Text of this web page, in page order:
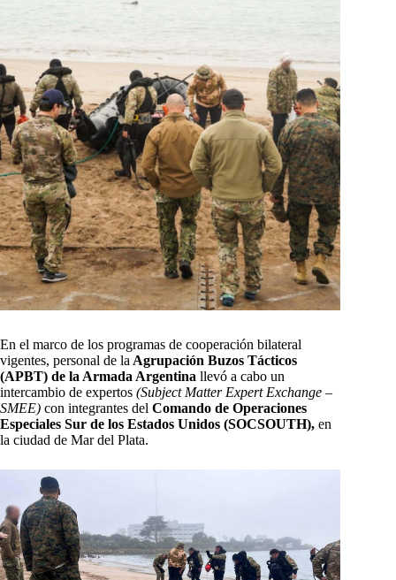
En el marco de los programas de cooperación bilateral
vigentes, personal de la Agrupación Buzos Tácticos
(APBT) de la Armada Argentina llevó a cabo un
intercambio de expertos (Subject Matter Expert Exchange –
SMEE) con integrantes del Comando de Operaciones
Especiales Sur de los Estados Unidos (SOCSOUTH), en
la ciudad de Mar del Plata.